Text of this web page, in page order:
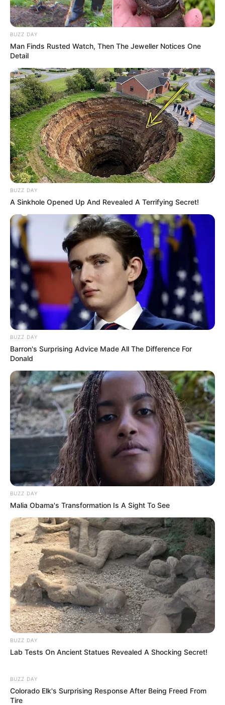
BUZZ DAY
Man Finds Rusted Watch, Then The Jeweller Notices One
Detail
BUZZ DAY
A Sinkhole Opened Up And Revealed A Terrifying Secret!
BUZZ DAY
Barron's Surprising Advice Made All The Difference For
Donald
BUZZ DAY
Malia Obama's Transformation Is A Sight To See
BUZZ DAY
Lab Tests On Ancient Statues Revealed A Shocking Secret!
BUZZ DAY
Colorado Elk's Surprising Response After Being Freed From
Tire